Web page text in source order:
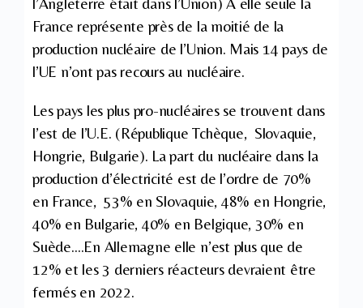
France représente près de la moitié de la
production nucléaire de l’Union. Mais 14 pays de
l’UE n’ont pas recours au nucléaire.
Les pays les plus pro-nucléaires se trouvent dans
l’est de l’U.E. (République Tchèque, Slovaquie,
Hongrie, Bulgarie). La part du nucléaire dans la
production d’électricité est de l’ordre de 70%
en France, 53% en Slovaquie, 48% en Hongrie,
40% en Bulgarie, 40% en Belgique, 30% en
Suède….En Allemagne elle n’est plus que de
12% et les 3 derniers réacteurs devraient être
fermés en 2022.